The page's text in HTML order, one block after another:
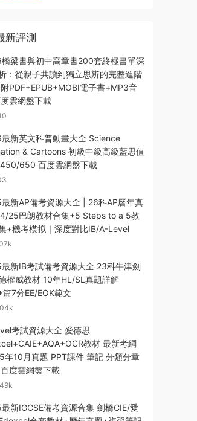
新評測
梁書與初中高章書200套終極書單深
：從親子共讀到獨立思辨的完整進階
PDF+EPUB+MOBI電子書+MP3音
雲網盤下載
新英文科普動畫大全 Science
& Cartoons 初級中級高級藍思值
650 百度雲網盤下載
新AP備考資源大全 | 26科AP曆年真
25巴朗教材合集+5 Steps to a 5教
+機考模拟｜深度對比IB/A-Level
新IB考試備考資源大全 23科牛津劍
權威教材 10年HL/SL真題詳解
7分EE/EOK範文
考試資源大全 愛德思
教材 最新考綱
年10月真題 PPT課件 筆記 分類分章
度雲網盤下載
新IGCSE備考資源合集 劍橋CIE/愛